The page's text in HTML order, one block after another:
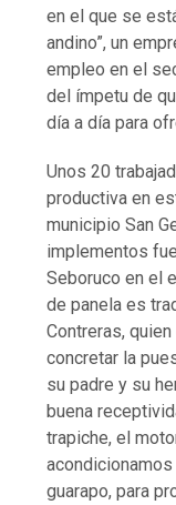
en el que se
andino”, un
empleo en el
del ímpetu de
día a día para
Unos 20
productiva en
municipio San
implementos
Seboruco en el
de panela es
Contreras,
concretar la
su padre y su
buena
trapiche, el
guarapo, para